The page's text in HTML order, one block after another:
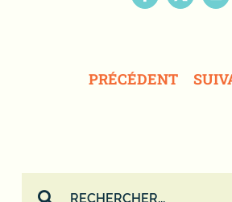
grammaticales,
sauvages, salue
scolaire, fiche
PRÉCÉDENT